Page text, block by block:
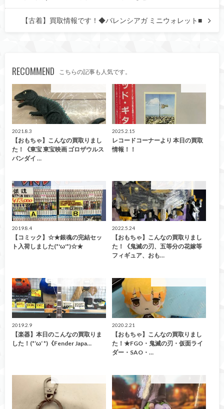
【古着】買取情報です！◆バレンシアガ ミニウォレット■
RECOMMEND こちらの記事も人気です。
2021.8.3
【おもちゃ】こんなの買取りまし
た！《東宝 東宝映画 ゴロザウルス
バンダイ …
2025.2.15
レコードコーナーより 本日の買取
情報！！
2019.8.4
【コミック】☆★銀魂の完結セッ
ト入荷しました(*'ω'*)☆★
2022.5.24
【おもちゃ】こんなの買取りまし
た！《鬼滅の刃、五等分の花嫁等
フィギュア、おも…
2019.2.9
【楽器】本日のこんなの買取りま
した！(*‘ω‘ *)《Fender Japa…
2020.2.21
【おもちゃ】こんなの買取りまし
た！★FGO・鬼滅の刃・仮面ライ
ダー・SAO・…